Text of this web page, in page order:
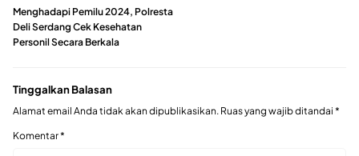
Menghadapi Pemilu 2024, Polresta
Deli Serdang Cek Kesehatan
Personil Secara Berkala
Tinggalkan Balasan
Alamat email Anda tidak akan dipublikasikan. Ruas yang wajib ditandai *
Komentar*